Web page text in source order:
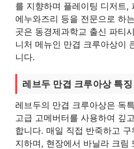
를 지향하며 플레이팅 디저트,
에누와즈리 등을 전문으로 하
곳은 동경제과학교 출신 파티
니처 메뉴인 만겹 크루아상이
니다.
레브두 만겹 크루아상 특
레브두의 만겹 크루아상은 독
고급 고메버터를 사용하여 깊
합니다. 매일 직접 반죽하고
지하며, 현장에서 바닐라 크림